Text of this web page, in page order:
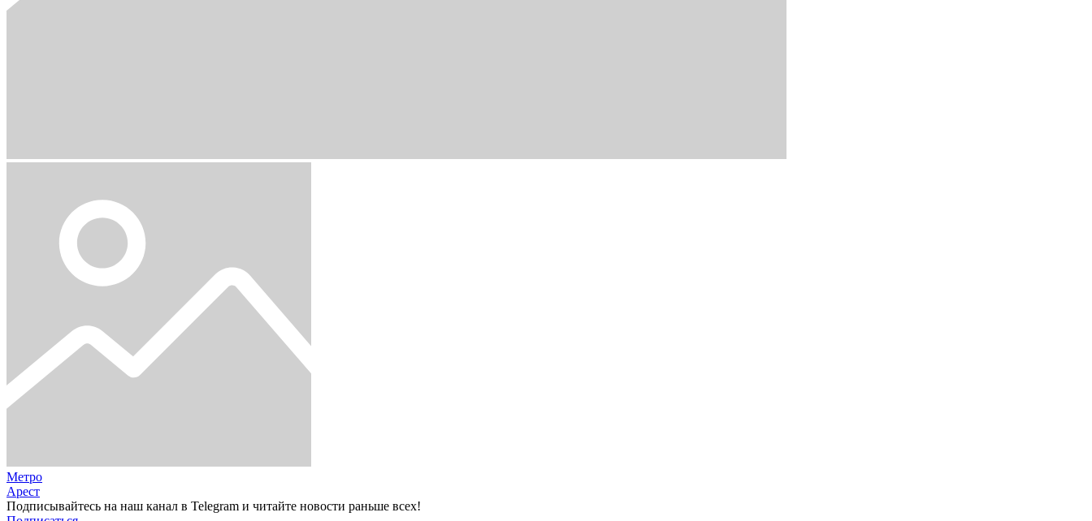
Метро
Арест
Подписывайтесь на наш канал в Telegram и читайте новости раньше всех!